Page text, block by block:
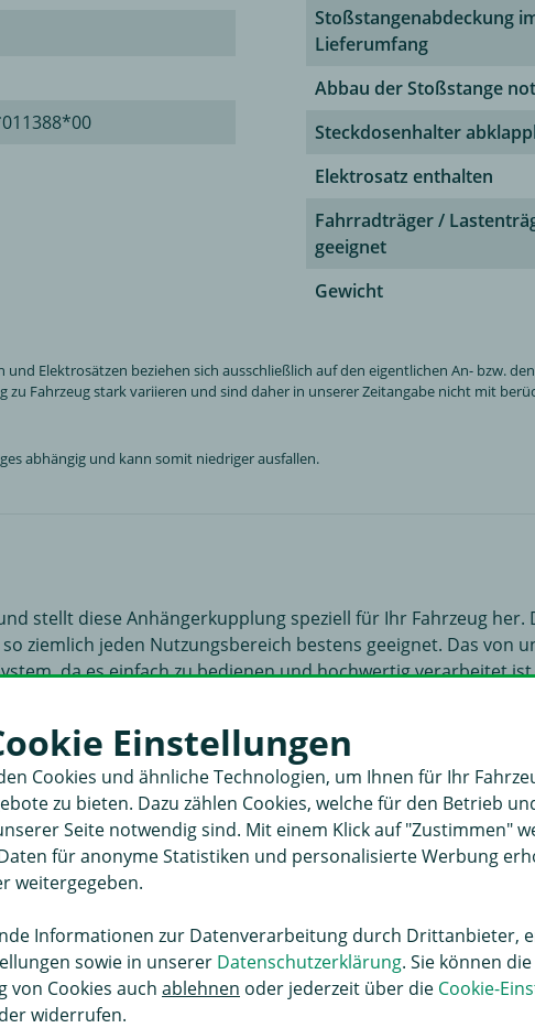
Stoßstangenabdeckung
Lieferumfang
Abbau der Stoßstange
Steckdosenhalter
Elektrosatz enthalten
Fahrradträger /
geeignet
Gewicht
Elektrosätzen beziehen sich ausschließlich auf den eigentlichen An- bzw.
zu Fahrzeug stark variieren und sind daher in unserer Zeitangabe nicht mit
abhängig und kann somit niedriger ausfallen.
stellt diese Anhängerkupplung speziell für Ihr Fahrzeug
ziemlich jeden Nutzungsbereich bestens geeignet. Das von
da es einfach zu bedienen und hochwertig verarbeitet
gestohlen werden kann. Eine Anhängelast
Wert ist mit 8 kN von Oris angegeben.
der Stossfänger im nicht sichtbaren Bereich ausgeschnitten
da diese Anhängerkupplung geeignet ist um
die für Erstausrüsterqualität steht und zum günstigen Preis
von Oris. Die KTL-Beschichtung einer
Während dieses modernen, elektrochemischen
auf die metallene Oberfläche aufgetragen. Anschließend
Einstellungen
Cookies und ähnliche Technologien, um Ihnen für Ihr
zu bieten. Dazu zählen Cookies, welche für den Betrieb
Seite notwendig sind. Mit einem Klick auf "Zustimmen"
für anonyme Statistiken und personalisierte Werbung
weitergegeben.
Informationen zur Datenverarbeitung durch Drittanbieter,
sowie in unserer Datenschutzerklärung. Sie können die
von Cookies auch ablehnen oder jederzeit über die Cookie-
widerrufen.